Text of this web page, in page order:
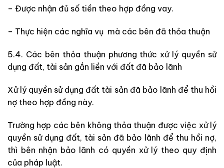
– Được nhận đủ số tiền theo hợp đồng vay.
– Thực hiện các nghĩa vụ mà các bên đã thỏa thuận
5.4. Các bên thỏa thuận phương thức xử lý quyền sử
dụng đất, tài sản gắn liền với đất đã bảo lãnh
Xử lý quyền sử dụng đất tài sản đã bảo lãnh để thu hồi
nợ theo hợp đồng này.
Trường hợp các bên không thỏa thuận được việc xử lý
quyền sử dụng đất, tài sản đã bảo lãnh để thu hồi nợ,
thì bên nhận bảo lãnh có quyền xử lý theo quy định
của pháp luật.